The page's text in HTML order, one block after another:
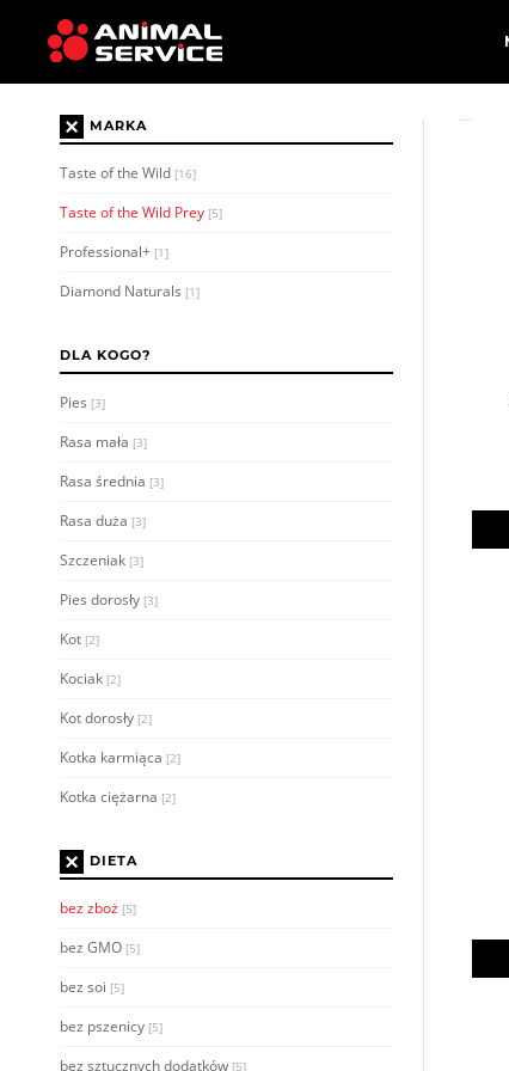
× MARKA
Taste of the Wild [16]
Taste of the Wild Prey [5]
Professional+ [1]
Diamond Naturals [1]
DLA KOGO?
Pies [3]
Rasa mała [3]
Rasa średnia [3]
Rasa duża [3]
Szczeniak [3]
Pies dorosły [3]
Kot [2]
Kociak [2]
Kot dorosły [2]
Kotka karmiąca [2]
Kotka ciężarna [2]
× DIETA
bez zboż [5]
bez GMO [5]
bez soi [5]
bez pszenicy [5]
bez sztucznych dodatków [5]